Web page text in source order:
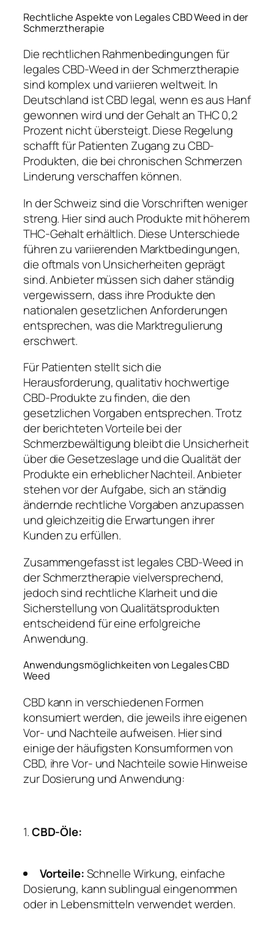
Rechtliche Aspekte von Legales CBD Weed in der
Schmerztherapie
Die rechtlichen Rahmenbedingungen für
legales CBD-Weed in der Schmerztherapie
sind komplex und variieren weltweit. In
Deutschland ist CBD legal, wenn es aus Hanf
gewonnen wird und der Gehalt an THC 0,2
Prozent nicht übersteigt. Diese Regelung
schafft für Patienten Zugang zu CBD-
Produkten, die bei chronischen Schmerzen
Linderung verschaffen können.
In der Schweiz sind die Vorschriften weniger
streng. Hier sind auch Produkte mit höherem
THC-Gehalt erhältlich. Diese Unterschiede
führen zu variierenden Marktbedingungen,
die oftmals von Unsicherheiten geprägt
sind. Anbieter müssen sich daher ständig
vergewissern, dass ihre Produkte den
nationalen gesetzlichen Anforderungen
entsprechen, was die Marktregulierung
erschwert.
Für Patienten stellt sich die
Herausforderung, qualitativ hochwertige
CBD-Produkte zu finden, die den
gesetzlichen Vorgaben entsprechen. Trotz
der berichteten Vorteile bei der
Schmerzbewältigung bleibt die Unsicherheit
über die Gesetzeslage und die Qualität der
Produkte ein erheblicher Nachteil. Anbieter
stehen vor der Aufgabe, sich an ständig
ändernde rechtliche Vorgaben anzupassen
und gleichzeitig die Erwartungen ihrer
Kunden zu erfüllen.
Zusammengefasst ist legales CBD-Weed in
der Schmerztherapie vielversprechend,
jedoch sind rechtliche Klarheit und die
Sicherstellung von Qualitätsprodukten
entscheidend für eine erfolgreiche
Anwendung.
Anwendungsmöglichkeiten von Legales CBD
Weed
CBD kann in verschiedenen Formen
konsumiert werden, die jeweils ihre eigenen
Vor- und Nachteile aufweisen. Hier sind
einige der häufigsten Konsumformen von
CBD, ihre Vor- und Nachteile sowie Hinweise
zur Dosierung und Anwendung:
1.CBD-Öle:
Vorteile:Schnelle Wirkung, einfache
Dosierung, kann sublingual eingenommen
oder in Lebensmitteln verwendet werden.